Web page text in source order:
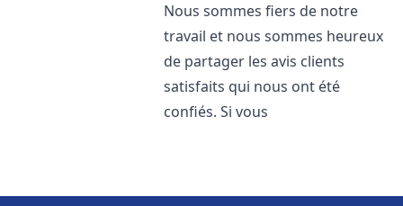
Nous sommes fiers de notre
travail et nous sommes heureux
de partager les avis clients
satisfaits qui nous ont été
confiés. Si vous